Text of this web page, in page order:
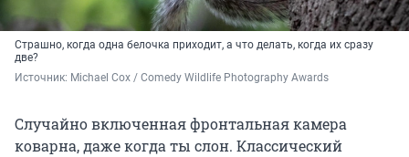
Страшно, когда одна белочка приходит, а что делать, когда их сразу
две?
Источник: Michael Cox / Comedy Wildlife Photography Awards
Случайно включенная фронтальная камера
коварна, даже когда ты слон. Классический